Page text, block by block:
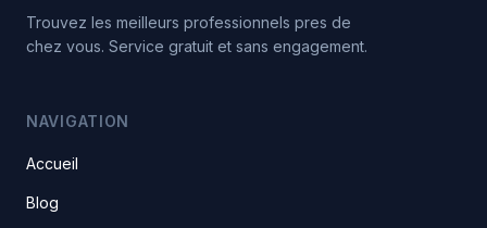
Trouvez les meilleurs professionnels pres de
chez vous. Service gratuit et sans engagement.
NAVIGATION
Accueil
Blog